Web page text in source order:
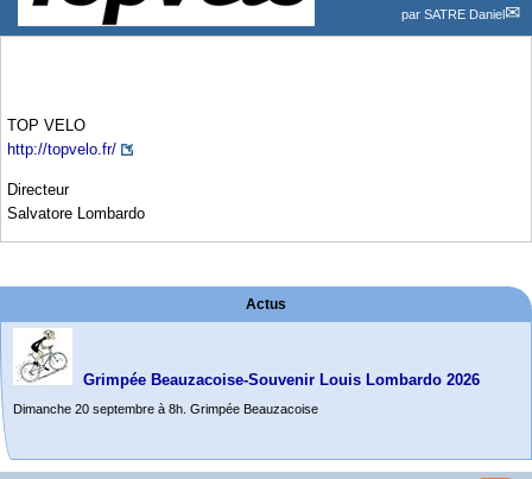
par SATRE Daniel
TOP VELO
http://topvelo.fr/
Directeur
Salvatore Lombardo
Actus
Grimpée Beauzacoise-Souvenir Louis Lombardo 2026
Dimanche 20 septembre à 8h. Grimpée Beauzacoise